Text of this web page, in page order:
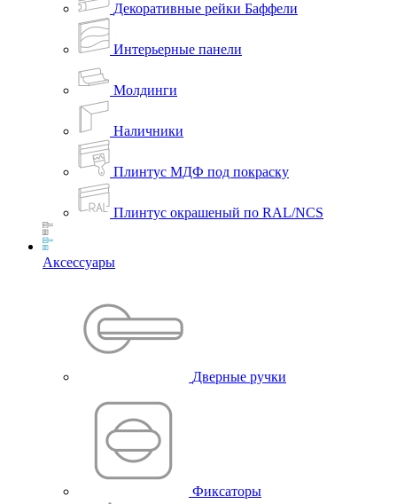
Декоративные рейки Баффели
Интерьерные панели
Молдинги
Наличники
Плинтус МДФ под покраску
Плинтус окрашеный по RAL/NCS
Аксессуары
Дверные ручки
Фиксаторы